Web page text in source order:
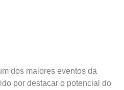
dos maiores eventos da
por destacar o potencial do